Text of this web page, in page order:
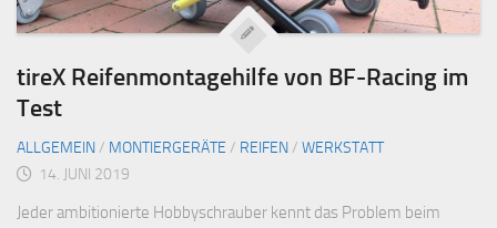
tireX Reifenmontagehilfe von BF-Racing im
Test
ALLGEMEIN/ MONTIERGERÄTE / REIFEN/ WERKSTATT
14. JUNI 2019
Jeder ambitionierte Hobbyschrauber kennt das Problem beim